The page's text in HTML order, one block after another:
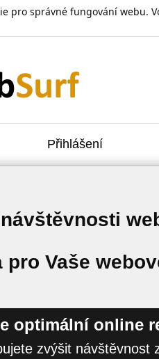
pro správné fungování webu.
Přihlášení
pro Vaše
optimální online
zvýšit návštěvnost